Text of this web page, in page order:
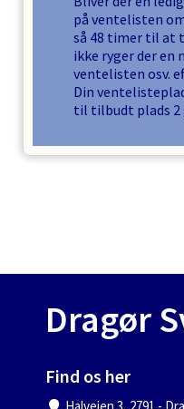
på ventelisten
så 48 timer til at
ikke ryger der en
ventelisten osv.
Din
til tilbudt plads 2
Dragør
Find os her